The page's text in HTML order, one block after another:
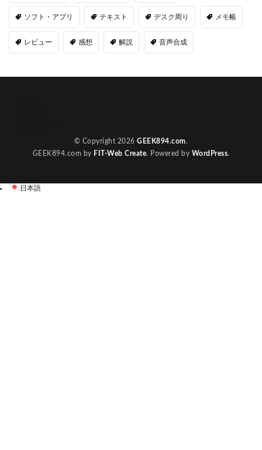
ソフト・アプリ テキスト デスク周り メモ帳
レビュー 感想 解説 音声合成
© Copyright 2026GEEK894.com.
GEEK894.com by FIT-Web Create. Powered by WordPress.
日本語